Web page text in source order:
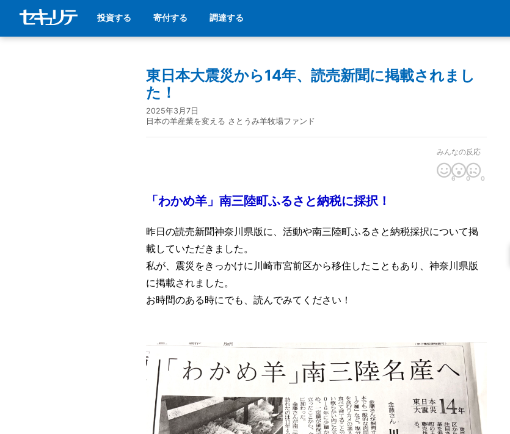
投資する 寄付する 調達する
東日本大震災から14年、読売新聞に掲載されまし
た！
2025年3月7日
日本の羊産業を変える さとうみ羊牧場ファンド
みんなの反応
6 0 0
「わかめ羊」南三陸町ふるさと納税に採択！
昨日の読売新聞神奈川県版に、活動や南三陸町ふるさと納税採択について掲
載していただきました。
私が、震災をきっかけに川崎市宮前区から移住したこともあり、神奈川県版
に掲載されました。
お時間のある時にでも、読んでみてください！